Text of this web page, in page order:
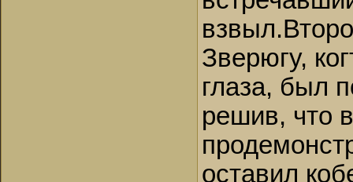
Зверюгу,
глаза, был
решив, что
оставил